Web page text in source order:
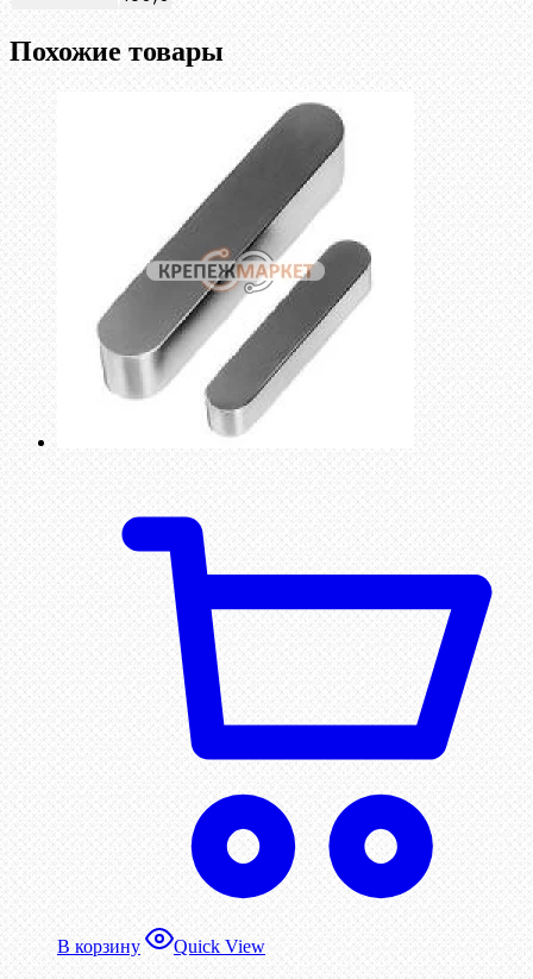
Похожие товары
В корзину Quick View